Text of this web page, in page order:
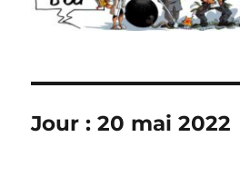
Jour :20 mai 2022